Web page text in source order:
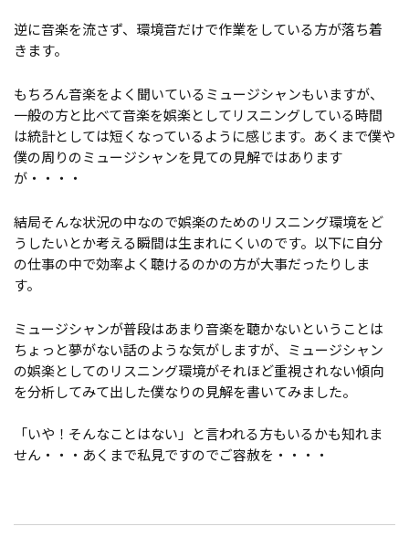
逆に音楽を流さず、環境音だけで作業をしている方が落ち着
きます。
もちろん音楽をよく聞いているミュージシャンもいますが、
一般の方と比べて音楽を娯楽としてリスニングしている時間
は統計としては短くなっているように感じます。あくまで僕や
僕の周りのミュージシャンを見ての見解ではあります
が・・・・
結局そんな状況の中なので娯楽のためのリスニング環境をど
うしたいとか考える瞬間は生まれにくいのです。以下に自分
の仕事の中で効率よく聴けるのかの方が大事だったりしま
す。
ミュージシャンが普段はあまり音楽を聴かないということは
ちょっと夢がない話のような気がしますが、ミュージシャン
の娯楽としてのリスニング環境がそれほど重視されない傾向
を分析してみて出した僕なりの見解を書いてみました。
「いや！そんなことはない」と言われる方もいるかも知れま
せん・・・あくまで私見ですのでご容赦を・・・・